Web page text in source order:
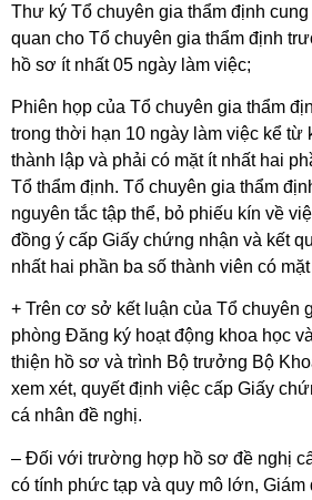
Thư ký Tổ chuyên gia thẩm định
quan cho Tổ chuyên gia thẩm định
hồ sơ ít nhất 05 ngày làm việc;
Phiên họp của Tổ chuyên gia thẩm
trong thời hạn 10 ngày làm việc kể từ
thành lập và phải có mặt ít nhất hai
Tổ thẩm định. Tổ chuyên gia thẩm
nguyên tắc tập thể, bỏ phiếu kín về
đồng ý cấp Giấy chứng nhận và kết
nhất hai phần ba số thành viên có
+ Trên cơ sở kết luận của Tổ chuyên
phòng Đăng ký hoạt động khoa học
thiện hồ sơ và trình Bộ trưởng Bộ
xem xét, quyết định việc cấp Giấy
cá nhân đề nghị.
– Đối với trường hợp hồ sơ đề nghị
có tính phức tạp và quy mô lớn,